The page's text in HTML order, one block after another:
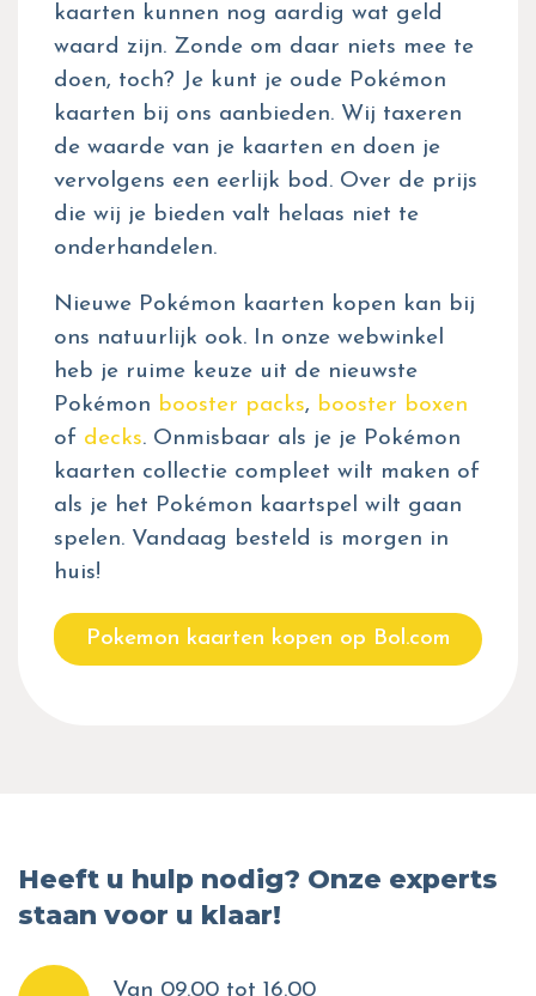
kaarten kunnen nog aardig wat geld
waard zijn. Zonde om daar niets mee te
doen, toch? Je kunt je oude Pokémon
kaarten bij ons aanbieden. Wij taxeren
de waarde van je kaarten en doen je
vervolgens een eerlijk bod. Over de prijs
die wij je bieden valt helaas niet te
onderhandelen.
Nieuwe Pokémon kaarten kopen kan bij
ons natuurlijk ook. In onze webwinkel
heb je ruime keuze uit de nieuwste
Pokémon booster packs, booster boxen
of decks. Onmisbaar als je je Pokémon
kaarten collectie compleet wilt maken of
als je het Pokémon kaartspel wilt gaan
spelen. Vandaag besteld is morgen in
huis!
Pokemon kaarten kopen op Bol.com
Heeft u hulp nodig? Onze experts
staan voor u klaar!
Van 09.00 tot 16.00